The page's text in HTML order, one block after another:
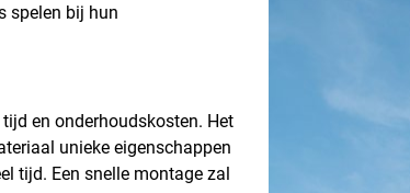
spelen bij hun
en onderhoudskosten. Het
unieke eigenschappen
tijd. Een snelle montage zal